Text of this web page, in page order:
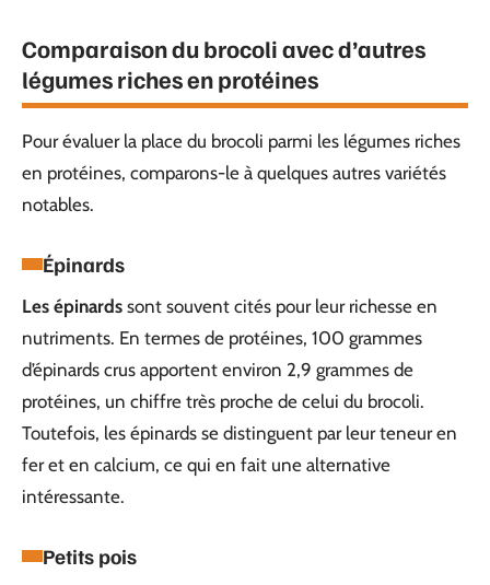
Comparaison du brocoli avec d’autres
légumes riches en protéines
Pour évaluer la place du brocoli parmi les légumes riches
en protéines, comparons-le à quelques autres variétés
notables.
Épinards
Les épinards sont souvent cités pour leur richesse en
nutriments. En termes de protéines, 100 grammes
d’épinards crus apportent environ 2,9 grammes de
protéines, un chiffre très proche de celui du brocoli.
Toutefois, les épinards se distinguent par leur teneur en
fer et en calcium, ce qui en fait une alternative
intéressante.
Petits pois